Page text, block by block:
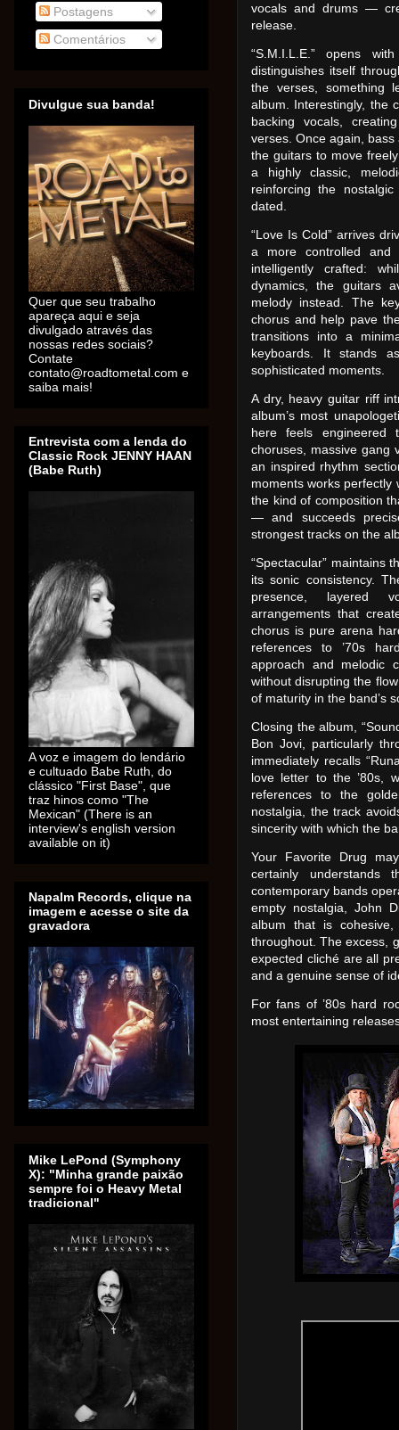
vocals and drums —
release.
“S.M.I.L.E.” opens
distinguishes itself
the verses, something
album. Interestingly, the
backing vocals,
verses. Once again,
the guitars to move
a highly classic,
reinforcing the
dated.
“Love Is Cold” arrives
a more controlled and
intelligently crafted:
dynamics, the guitars
melody instead. The
chorus and help pave
transitions into a
keyboards. It stands
sophisticated moments.
A dry, heavy guitar riff
album’s most
here feels
choruses, massive gang
an inspired rhythm
moments works perfectly
the kind of composition
— and succeeds
strongest tracks on the
“Spectacular” maintains
its sonic consistency.
presence, layered
arrangements that
chorus is pure arena
references to ’70s
approach and melodic
without disrupting the
of maturity in the band’s
Closing the album,
Bon Jovi, particularly
immediately recalls
love letter to the ’80s,
references to the
nostalgia, the track
sincerity with which the
Your Favorite Drug
certainly understands
contemporary bands
empty nostalgia, John
album that is cohesive,
throughout. The excess,
expected cliché are all
and a genuine sense of
For fans of ’80s hard
most entertaining
Postagens
Comentários
Divulgue sua banda!
Quer que seu trabalho
apareça aqui e seja
divulgado através das
nossas redes sociais?
Contate
contato@roadtometal.com e
saiba mais!
Entrevista com a lenda do
Classic Rock JENNY HAAN
(Babe Ruth)
A voz e imagem do lendário
e cultuado Babe Ruth, do
clássico "First Base", que
traz hinos como "The
Mexican" (There is an
interview's english version
available on it)
Napalm Records, clique na
imagem e acesse o site da
gravadora
Mike LePond (Symphony
X): "Minha grande paixão
sempre foi o Heavy Metal
tradicional"